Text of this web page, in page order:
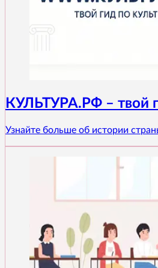
КУЛЬТУРА.РФ – твой
Узнайте больше об истории